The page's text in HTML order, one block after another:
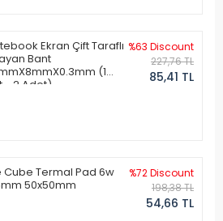
Ekran Çift Taraflı
Bant
(1
- 2 Adet)
%63 Discount
227,76 TL
85,41 TL
Cube Termal Pad 6w
50x50mm
%72 Discount
198,38 TL
54,66 TL